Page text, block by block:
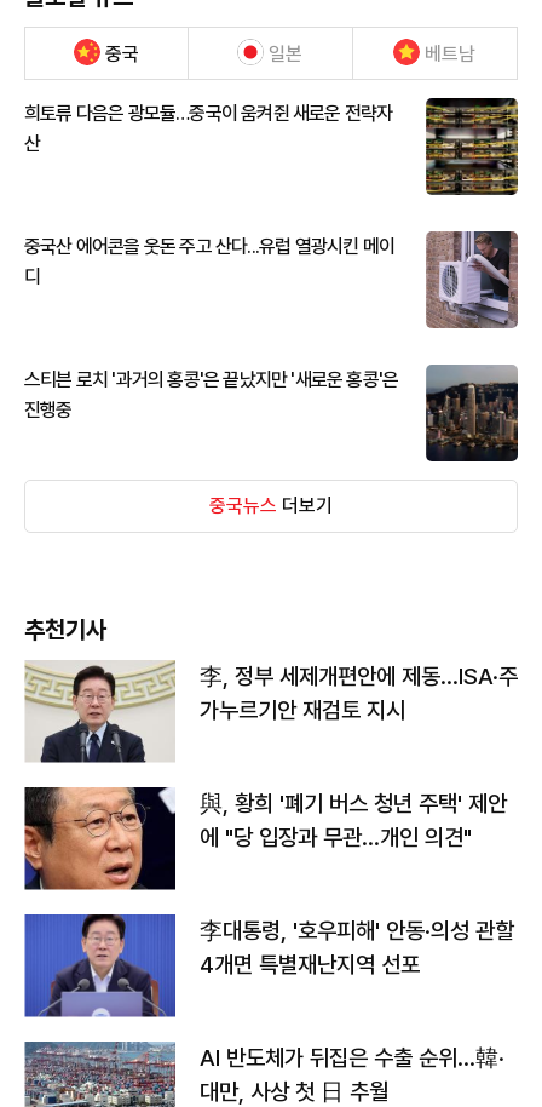
중국 일본 베트남
희토류 다음은 광모듈…중국이 움켜쥔 새로운 전략자
산
중국산 에어콘을 웃돈 주고 산다...유럽 열광시킨 메이
디
스티븐 로치 '과거의 홍콩'은 끝났지만 '새로운 홍콩'은
진행중
중국뉴스 더보기
추천기사
李, 정부 세제개편안에 제동…ISA·주
가누르기안 재검토 지시
與, 황희 '폐기 버스 청년 주택' 제안
에 "당 입장과 무관…개인 의견"
李대통령, '호우피해' 안동·의성 관할
4개면 특별재난지역 선포
AI 반도체가 뒤집은 수출 순위…韓·
대만, 사상 첫 日 추월